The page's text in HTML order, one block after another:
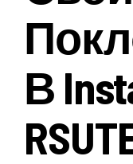
В